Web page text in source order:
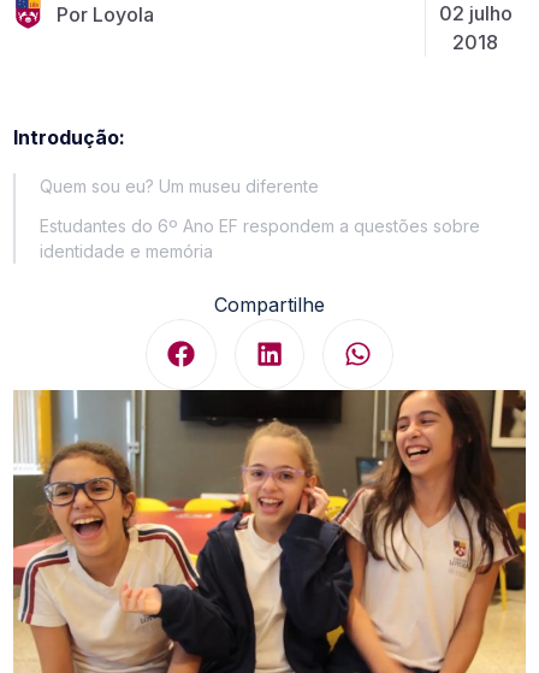
Por Loyola
02 julho
2018
Introdução:
Quem sou eu? Um museu diferente
Estudantes do 6º Ano EF respondem a questões sobre
identidade e memória
Compartilhe